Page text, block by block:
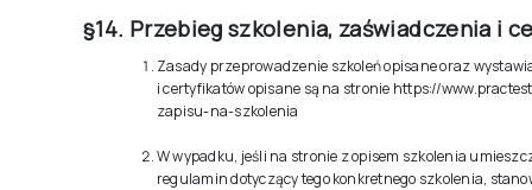
§14. Przebieg szkolenia, zaświadczenia i
Zasady przeprowadzenie szkoleń opisane oraz
i certyfikatów opisane są na stronie https://
zapisu-na-szkolenia
W wypadku, jeśli na stronie z opisem szkolenia
regulamin dotyczący tego konkretnego szkolenia,